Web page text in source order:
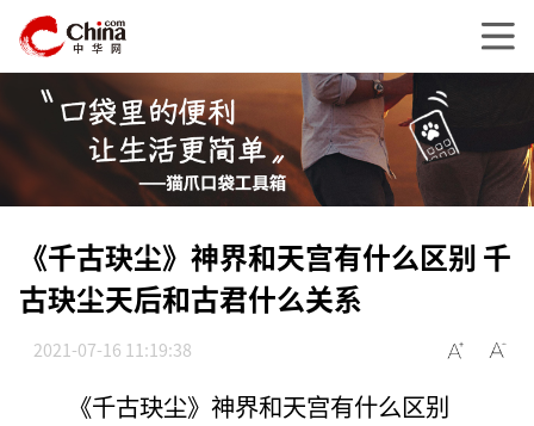
《千古玦尘》神界和天宫有什么区别 千
古玦尘天后和古君什么关系
2021-07-16 11:19:38
《千古玦尘》神界和天宫有什么区别